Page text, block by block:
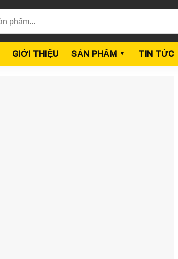
GIỚI THIỆU SẢN PHẨM TIN TỨC